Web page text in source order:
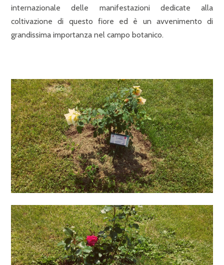
internazionale delle manifestazioni dedicate alla
coltivazione di questo fiore ed è un avvenimento di
grandissima importanza nel campo botanico.